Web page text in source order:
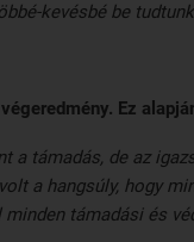
kevésbé be
Ez
a támadás, de az
a hangsúly, hogy
támadási és